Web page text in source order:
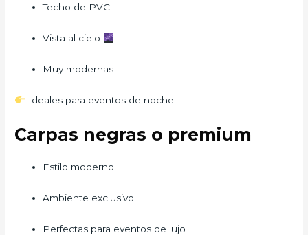
Techo de PVC
Vista al cielo
Muy modernas
Ideales para eventos de noche.
Carpas negras o premium
Estilo moderno
Ambiente exclusivo
Perfectas para eventos de lujo